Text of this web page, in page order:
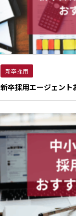
新卒採用
新卒採用エージェント